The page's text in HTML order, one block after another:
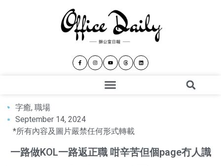
字癒, 職場
September 14, 2024
*所有內容及圖片嚴禁任何形式轉載
一路做KOL一路返正職 咁辛苦但個page冇人識